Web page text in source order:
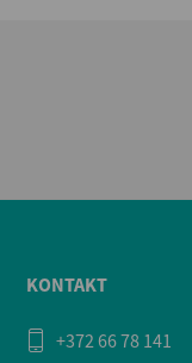
KONTAKT
+372 66 78 141